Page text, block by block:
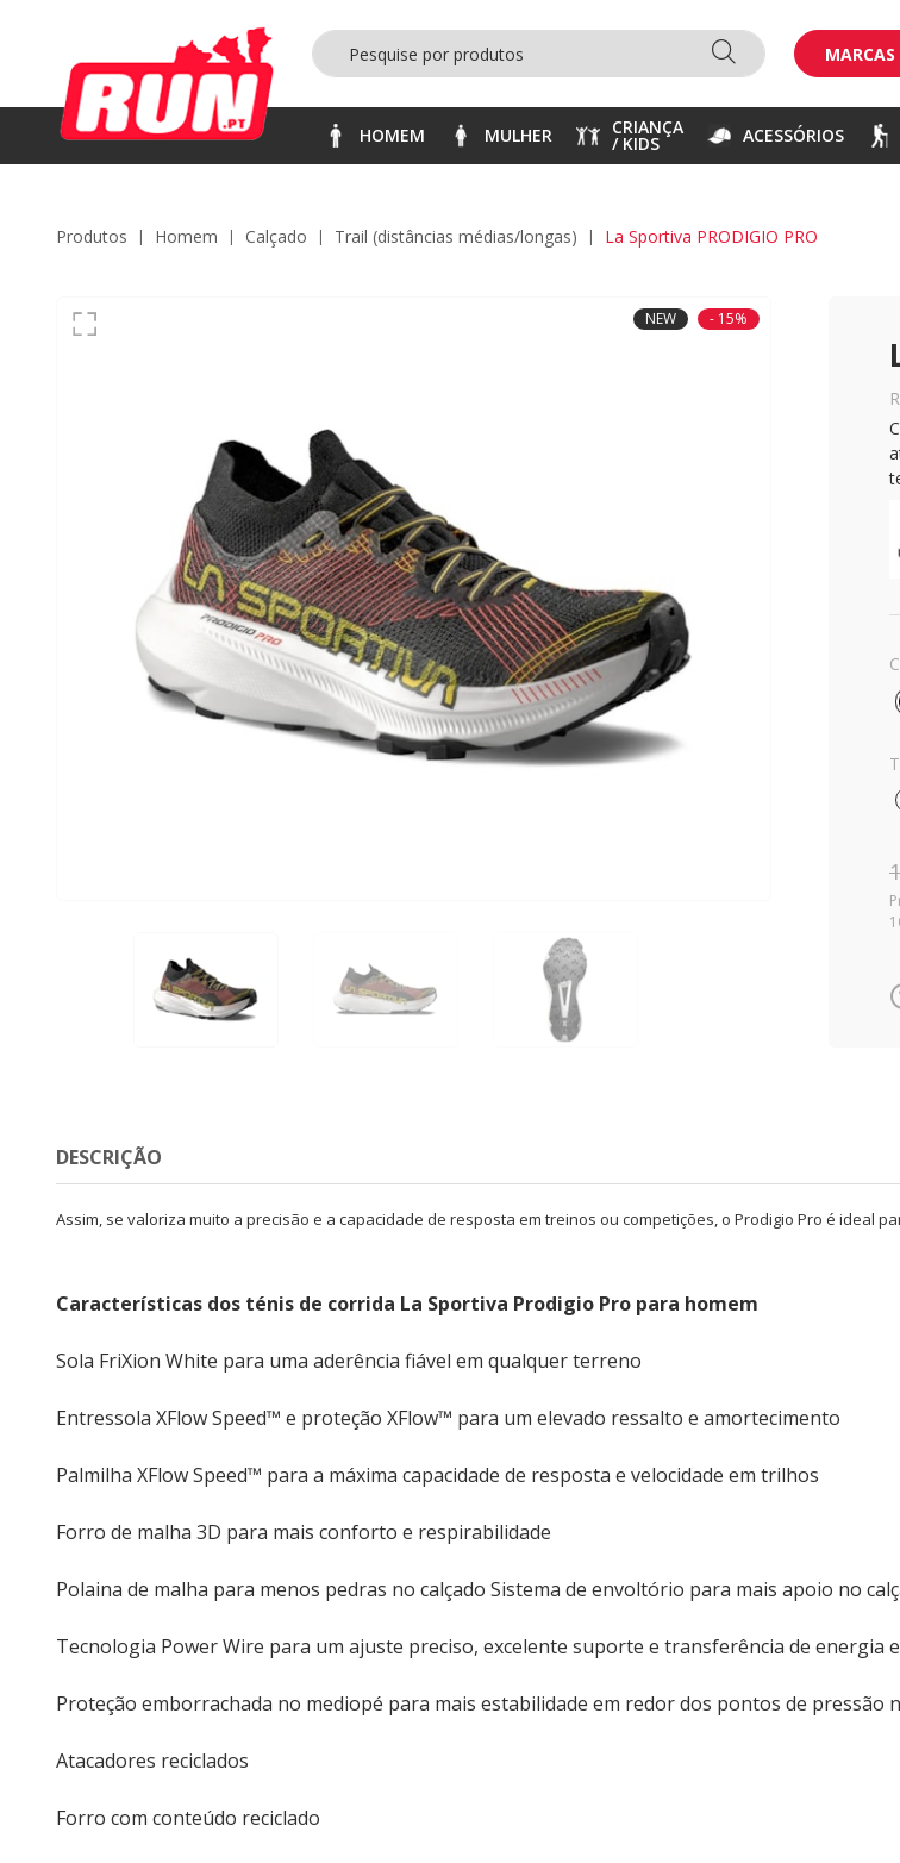
MARCAS
HOMEM MULHER CRIANÇA
/ KIDS ACESSÓRIOS
Produtos homem calçado trail (distâncias médias/longas) La Sportiva PRODIGIO PRO
NEW - 15%
DESCRIÇÃO
Assim, se valoriza muito a precisão e a capacidade de resposta em treinos ou competições, o Prodigio Pro é ideal
Características dos ténis de corrida La Sportiva Prodigio Pro para homem
Sola FriXion White para uma aderência fiável em qualquer terreno
Entressola XFlow Speed™ e proteção XFlow™ para um elevado ressalto e amortecimento
Palmilha XFlow Speed™ para a máxima capacidade de resposta e velocidade em trilhos
Forro de malha 3D para mais conforto e respirabilidade
Polaina de malha para menos pedras no calçado Sistema de envoltório para mais apoio no
Tecnologia Power Wire para um ajuste preciso, excelente suporte e transferência de energia
Proteção emborrachada no mediopé para mais estabilidade em redor dos pontos de pressão
Atacadores reciclados
Forro com conteúdo reciclado